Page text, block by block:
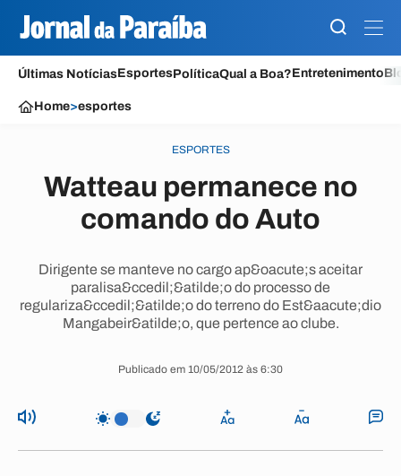
Últimas NotíciasEsportesPolíticaQual a Boa?Entretenimento
Home>esportes
ESPORTES
Watteau permanece no
comando do Auto
Dirigente se manteve no cargo ap&oacute;s aceitar
paralisa&ccedil;&atilde;o do processo de
regulariza&ccedil;&atilde;o do terreno do Est&aacute;dio
Mangabeir&atilde;o, que pertence ao clube.
Publicado em 10/05/2012 às 6:30